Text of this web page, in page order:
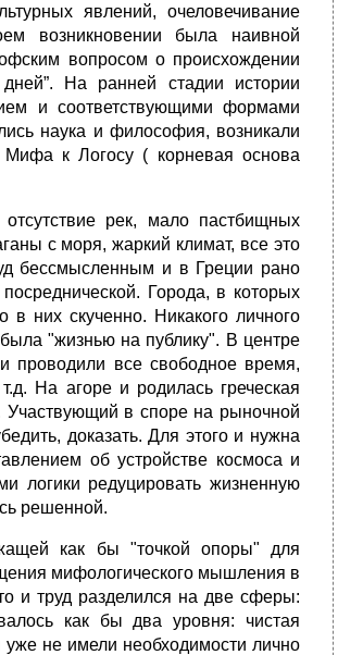
явлений, очеловечивание
возникновении была наивной
вопросом о происхождении
На ранней стадии истории
и соответствующими формами
наука и философия, возникали
Мифа к Логосу ( корневая основа
рек, мало пастбищных
с моря, жаркий климат, все это
бессмысленным и в Греции рано
Города, в которых
них скученно. Никакого личного
"жизнью на публику". В центре
проводили все свободное время,
На агоре и родилась греческая
Участвующий в споре на рыночной
доказать. Для этого и нужна
об устройстве космоса и
логики редуцировать жизненную
решенной.
как бы "точкой опоры" для
мифологического мышления в
и труд разделился на две сферы:
как бы два уровня: чистая
уже не имели необходимости лично